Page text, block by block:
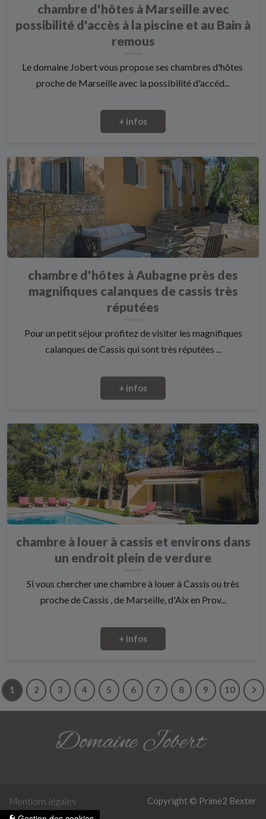
chambre d'hôtes à Marseille avec
possibilité d'accès à la piscine et au Bain à
remous
Le domaine Jobert vous propose ses chambres d'hôtes
proche de Marseille avec la possibilité d'accéd...
+ infos
chambre d'hôtes à Aubagne près des
magnifiques calanques de cassis très
réputées
Pour un petit séjour profitez de visiter les magnifiques
calanques de Cassis qui sont très réputées ...
+ infos
chambre à louer à cassis et environs dans
un endroit plein de verdure
Si vous chercher une chambre à louer à Cassis ou très
proche de Cassis , de Marseille, d'Aix en Prov...
+ infos
1 2 3 4 5 6 7 8 9 10
Mentions légales Copyright © Prime2 Bexter